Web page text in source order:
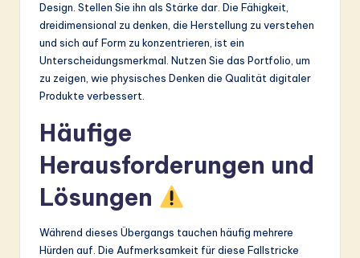
Design. Stellen Sie ihn als Stärke dar. Die Fähigkeit,
dreidimensional zu denken, die Herstellung zu verstehen
und sich auf Form zu konzentrieren, ist ein
Unterscheidungsmerkmal. Nutzen Sie das Portfolio, um
zu zeigen, wie physisches Denken die Qualität digitaler
Produkte verbessert.
Häufige
Herausforderungen und
Lösungen
Während dieses Übergangs tauchen häufig mehrere
Hürden auf. Die Aufmerksamkeit für diese Fallstricke